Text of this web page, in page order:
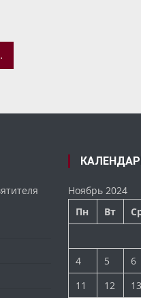
БОЛЬНИЦЕ
Ноябрь 2024
Пн
Вт
4
5 6
11
12 13